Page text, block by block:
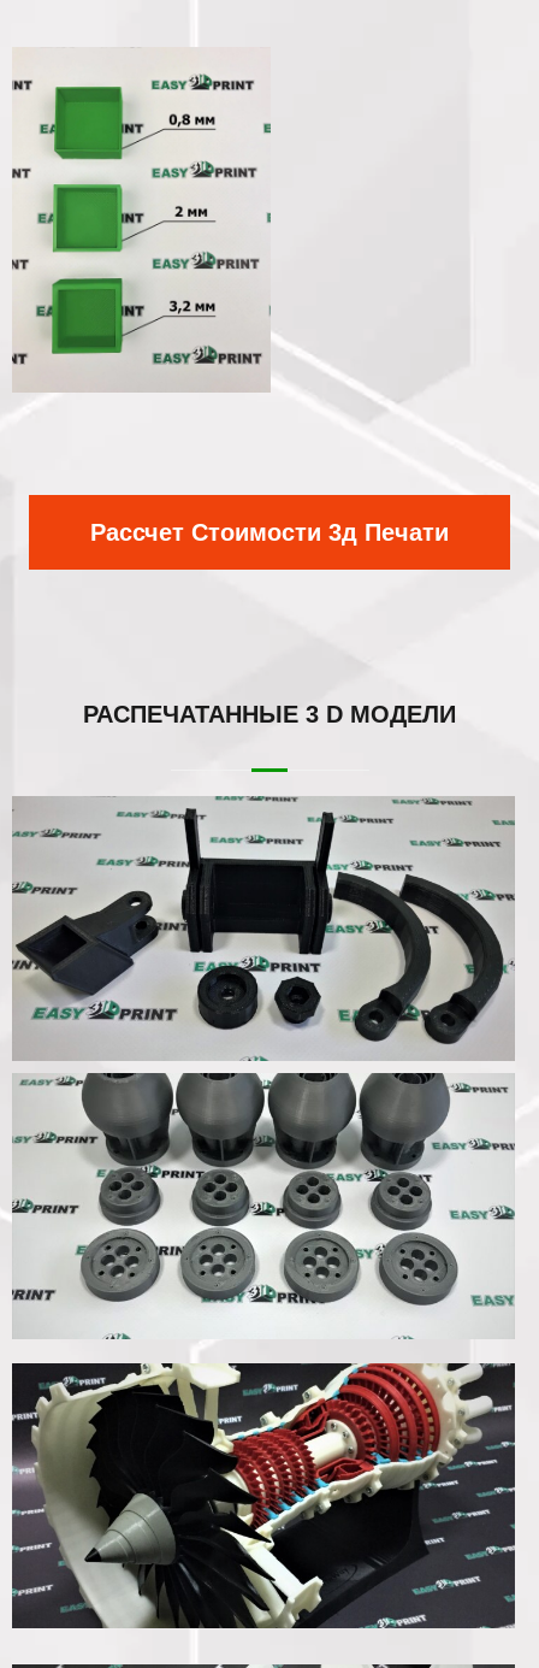
Рассчет Стоимости 3д Печати
РАСПЕЧАТАННЫЕ 3 D МОДЕЛИ